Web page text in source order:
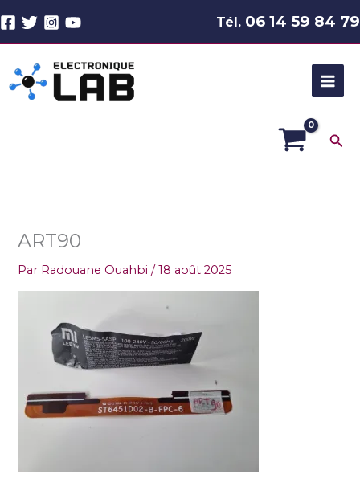
au
Tél. 06 14 59 84 79
ART90
Par Radouane Ouahbi/18 août 2025